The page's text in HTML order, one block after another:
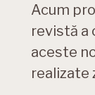
Acum
revistă a
aceste
realizate